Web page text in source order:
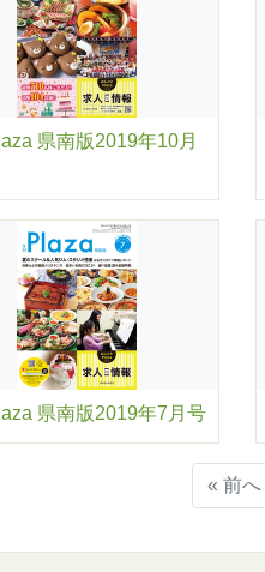
県南版2019年10月
県南版2019年7月号
« 前へ